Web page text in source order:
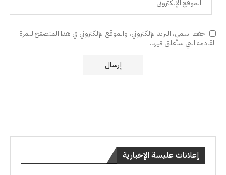
احفظ اسمي، البريد الإلكتروني، والموقع الإلكتروني في هذا المتصفح للمرة
القادمة التي سأعلق فيها.
إعلانات عليسة الإخبارية